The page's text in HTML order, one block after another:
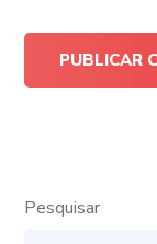
Pesquisar